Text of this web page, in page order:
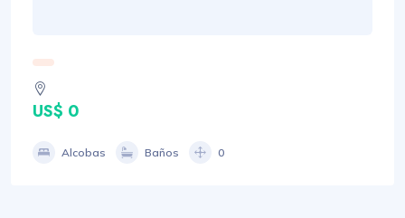
US$ 0
Alcobas Baños 0